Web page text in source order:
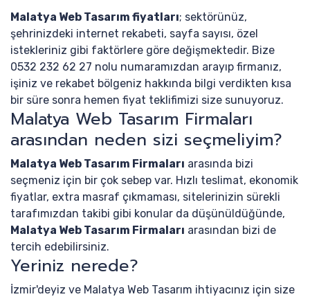
Malatya Web Tasarım fiyatları; sektörünüz,
şehrinizdeki internet rekabeti, sayfa sayısı, özel
istekleriniz gibi faktörlere göre değişmektedir. Bize
0532 232 62 27 nolu numaramızdan arayıp firmanız,
işiniz ve rekabet bölgeniz hakkında bilgi verdikten kısa
bir süre sonra hemen fiyat teklifimizi size sunuyoruz.
Malatya Web Tasarım Firmaları
arasından neden sizi seçmeliyim?
Malatya Web Tasarım Firmaları arasında bizi
seçmeniz için bir çok sebep var. Hızlı teslimat, ekonomik
fiyatlar, extra masraf çıkmaması, sitelerinizin sürekli
tarafımızdan takibi gibi konular da düşünüldüğünde,
Malatya Web Tasarım Firmaları arasından bizi de
tercih edebilirsiniz.
Yeriniz nerede?
İzmir'deyiz ve Malatya Web Tasarım ihtiyacınız için size